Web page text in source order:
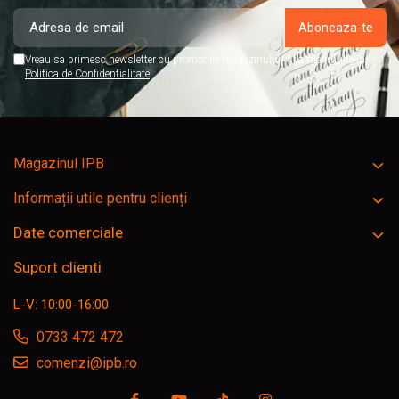
Vreau sa primesc newsletter cu promotiile magazinului. Afla mai multe in
Politica de Confidentialitate
Magazinul IPB
Informații utile pentru clienți
Date comerciale
Suport clienti
L-V: 10:00-16:00
0733 472 472
comenzi@ipb.ro